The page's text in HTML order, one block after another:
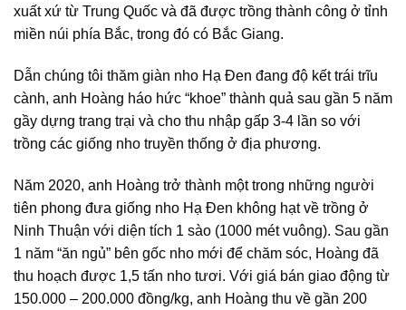
xuất xứ từ Trung Quốc và đã được trồng thành công ở tỉnh
miền núi phía Bắc, trong đó có Bắc Giang.
Dẫn chúng tôi thăm giàn nho Hạ Đen đang độ kết trái trĩu
cành, anh Hoàng háo hức “khoe” thành quả sau gần 5 năm
gầy dựng trang trại và cho thu nhập gấp 3-4 lần so với
trồng các giống nho truyền thống ở địa phương.
Năm 2020, anh Hoàng trở thành một trong những người
tiên phong đưa giống nho Hạ Đen không hạt về trồng ở
Ninh Thuận với diện tích 1 sào (1000 mét vuông). Sau gần
1 năm “ăn ngủ” bên gốc nho mới để chăm sóc, Hoàng đã
thu hoạch được 1,5 tấn nho tươi. Với giá bán giao động từ
150.000 – 200.000 đồng/kg, anh Hoàng thu về gần 200